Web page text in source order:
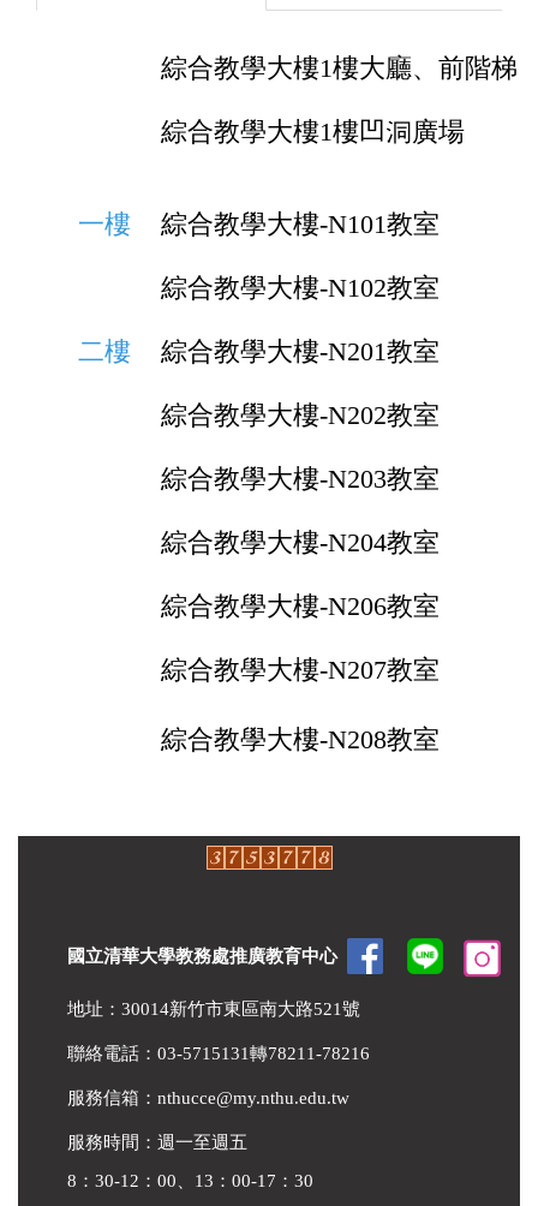
綜合教學大樓1樓大廳、前階梯
綜合教學大樓1樓凹洞廣場
一樓 綜合教學大樓-N101教室
綜合教學大樓-N102教室
二樓 綜合教學大樓-N201教室
綜合教學大樓-N202教室
綜合教學大樓-N203教室
綜合教學大樓-N204教室
綜合教學大樓-N206教室
綜合教學大樓-N207教室
綜合教學大樓-N208教室
國立清華大學教務處推廣教育中心
地址：30014新竹市東區南大路521號
聯絡電話：03-5715131轉78211-78216
服務信箱： nthucce@my.nthu.edu.tw
服務時間：週一至週五
8：30-12：00、13：00-17：30